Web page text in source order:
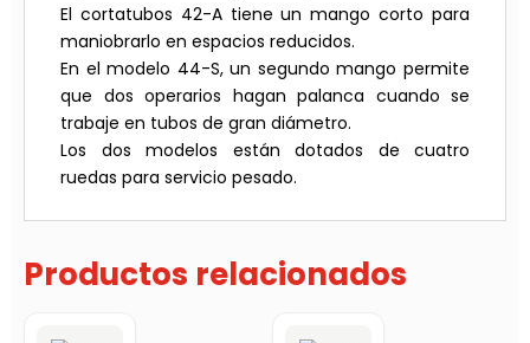
El cortatubos 42-A tiene un mango corto para
maniobrarlo en espacios reducidos.
En el modelo 44-S, un segundo mango permite
que dos operarios hagan palanca cuando se
trabaje en tubos de gran diámetro.
Los dos modelos están dotados de cuatro
ruedas para servicio pesado.
Productos relacionados